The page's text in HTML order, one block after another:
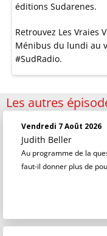
éditions Sudarenes.
Retrouvez Les Vraies
Ménibus du lundi au
#SudRadio.
Les autres
Vendredi 7 Août 2026
Judith Beller
Au programme de la
faut-il donner plus de